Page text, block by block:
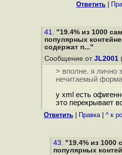
Ответить
41. "19.4% из 1000
популярных
содержат п..."
Сообщение от JL2001
> вполне. я лично
нечитаемый
у xml есть
это перекрывает
Ответить Правка| ^ к
43. "19.4% из 1000
популярных